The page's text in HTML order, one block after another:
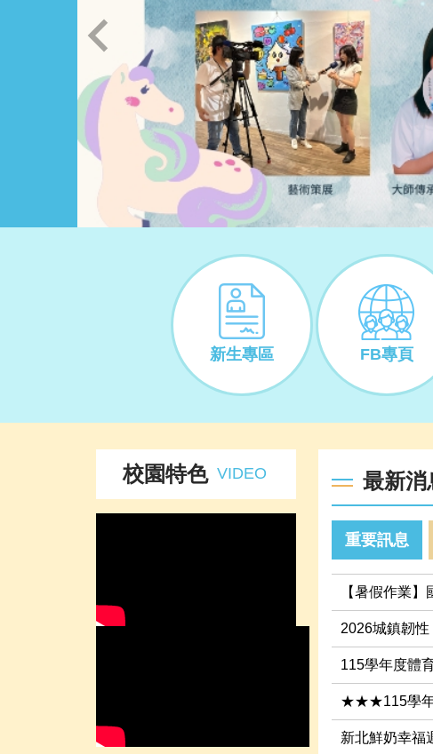
新生專區 FB專頁
校園特色 VIDEO 最新消
重要訊息
【暑假作業
2026城鎮韌
115學年度體
★★★115學年
新北鮮奶幸福